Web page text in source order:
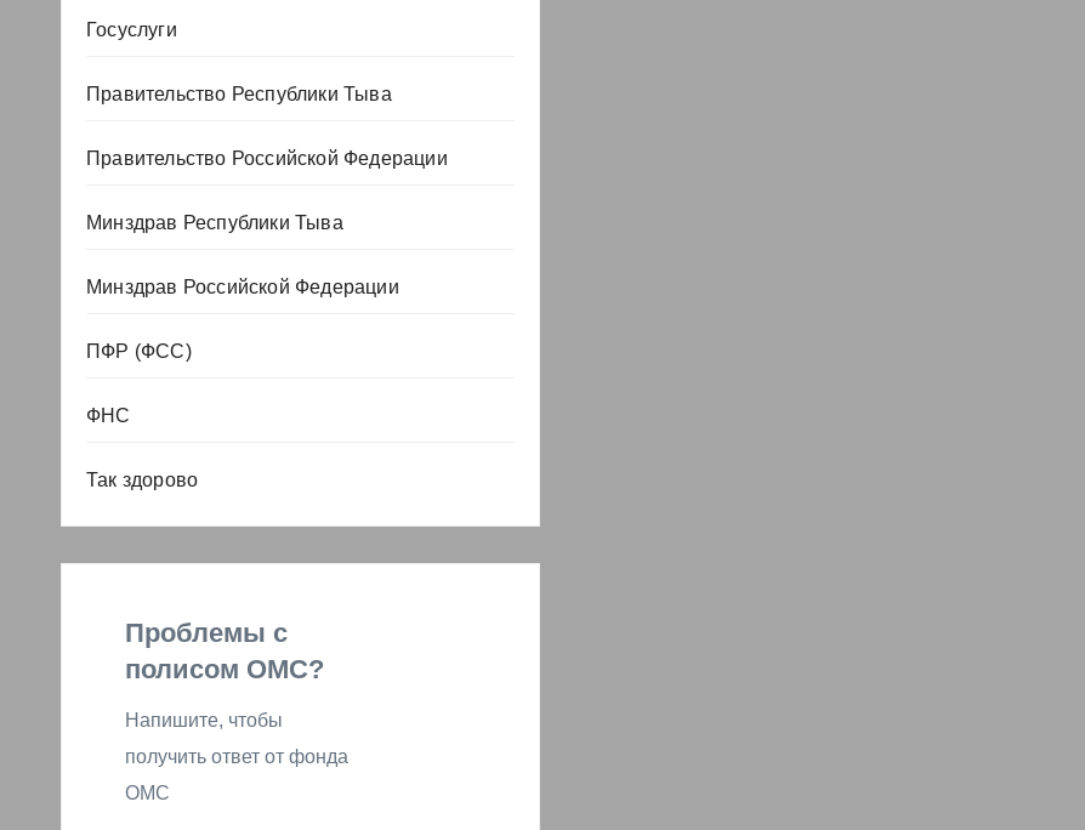
Госуслуги
Правительство Республики Тыва
Правительство Российской Федерации
Минздрав Республики Тыва
Минздрав Российской Федерации
ПФР (ФСС)
ФНС
Так здорово
Проблемы с
полисом ОМС?
Напишите, чтобы
получить ответ от фонда
ОМС